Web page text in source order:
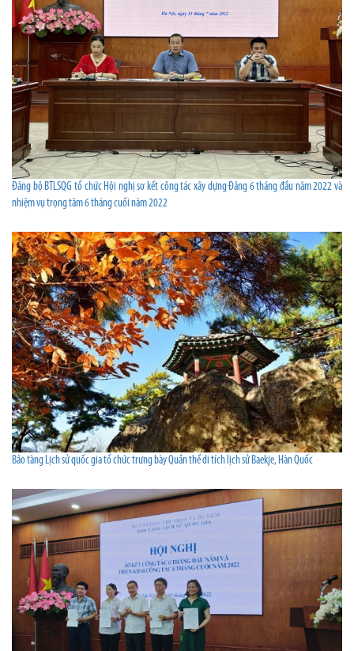
Đảng bộ BTLSQG tổ chức Hội nghị sơ kết công tác xây dựng Đảng 6 tháng đầu năm 2022 và
nhiệm vụ trọng tâm 6 tháng cuối năm 2022
Bảo tàng Lịch sử quốc gia tổ chức trưng bày Quần thể di tích lịch sử Baekje, Hàn Quốc